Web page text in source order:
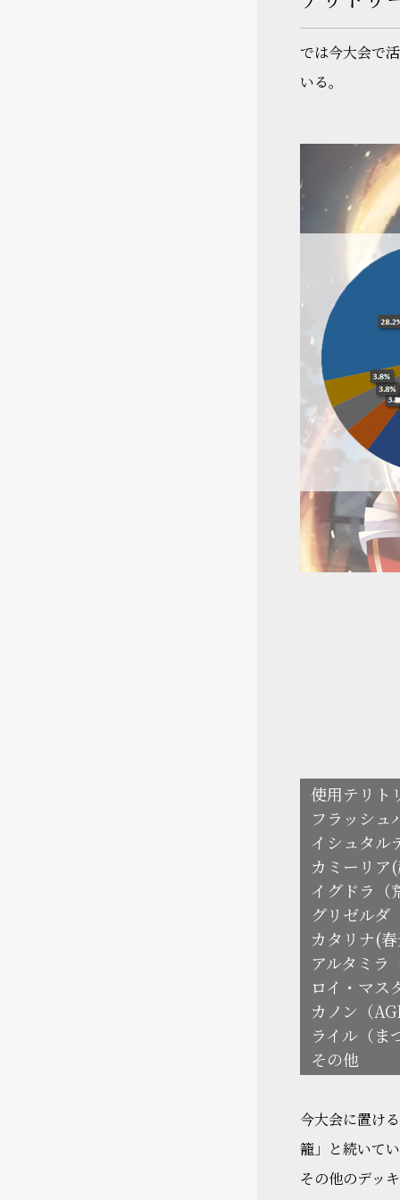
では今大会で
いる。
使用テリト
フラッシュ
イシュタル
カミーリア
イグドラ（
グリゼルダ
カタリナ(
アルタミラ
ロイ・マス
カノン（
ライル（ま
その他
今大会に置け
籠」と続いて
その他のデッ